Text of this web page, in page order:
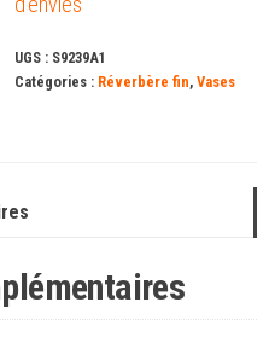
UGS : S9239A1
Catégories : Réverbère fin,Vases